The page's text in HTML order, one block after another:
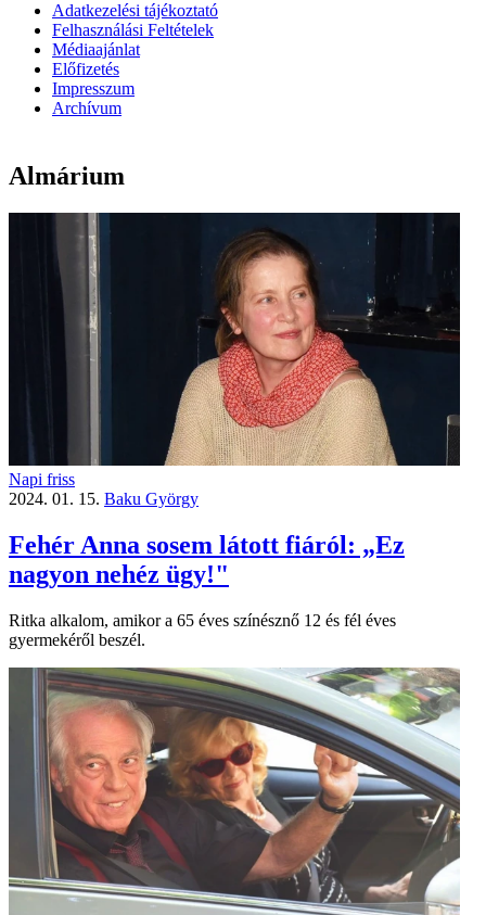
Adatkezelési tájékoztató
Felhasználási Feltételek
Médiaajánlat
Előfizetés
Impresszum
Archívum
Almárium
Napi friss
2024. 01. 15. Baku György
Fehér Anna sosem látott fiáról: „Ez
nagyon nehéz ügy!"
Ritka alkalom, amikor a 65 éves színésznő 12 és fél éves
gyermekéről beszél.